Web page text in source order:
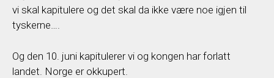
vi skal kapitulere og det skal da ikke være noe igjen til
tyskerne….
Og den 10. juni kapitulerer vi og kongen har forlatt
landet. Norge er okkupert.